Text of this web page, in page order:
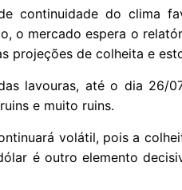
continuidade do clima
o mercado espera o
projeções de colheita e
lavouras, até o dia 26/
e muito ruins.
volátil, pois a
é outro elemento